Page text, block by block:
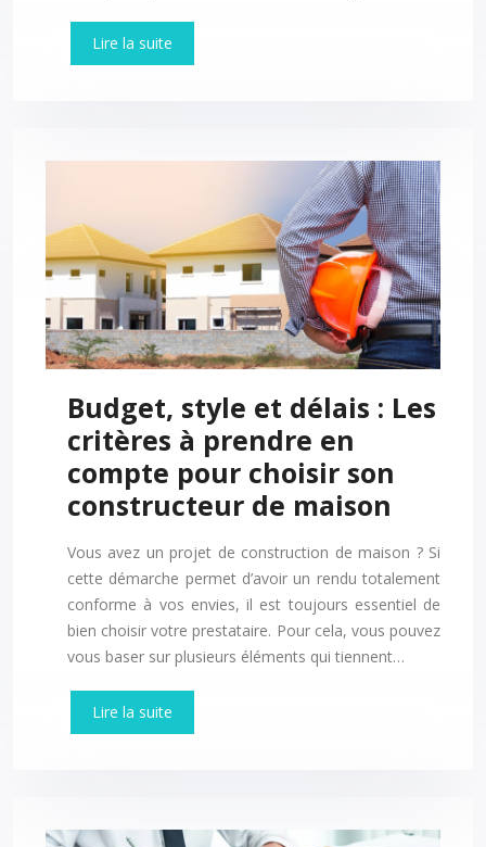
Lire la suite
Budget, style et délais : Les
critères à prendre en
compte pour choisir son
constructeur de maison
Vous avez un projet de construction de maison ? Si
cette démarche permet d’avoir un rendu totalement
conforme à vos envies, il est toujours essentiel de
bien choisir votre prestataire. Pour cela, vous pouvez
vous baser sur plusieurs éléments qui tiennent…
Lire la suite